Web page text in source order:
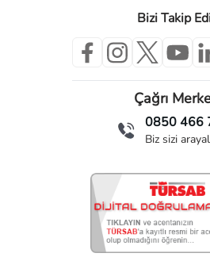
Bizi Takip
Çağrı
0850 466
Biz sizi